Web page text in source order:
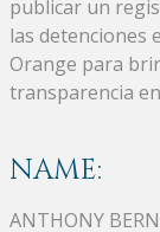
publicar un
las detenciones
Orange para
transparencia
NAME:
ANTHONY